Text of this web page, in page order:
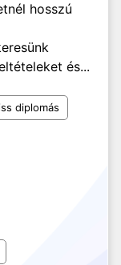
hosszú
és...
diplomás